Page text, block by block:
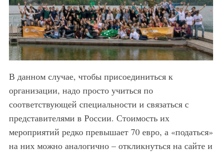
В данном случае, чтобы присоединиться к
организации, надо просто учиться по
соответствующей специальности и связаться с
представителями в России. Стоимость их
мероприятий редко превышает 70 евро, а «податься»
на них можно аналогично – откликнуться на сайте и